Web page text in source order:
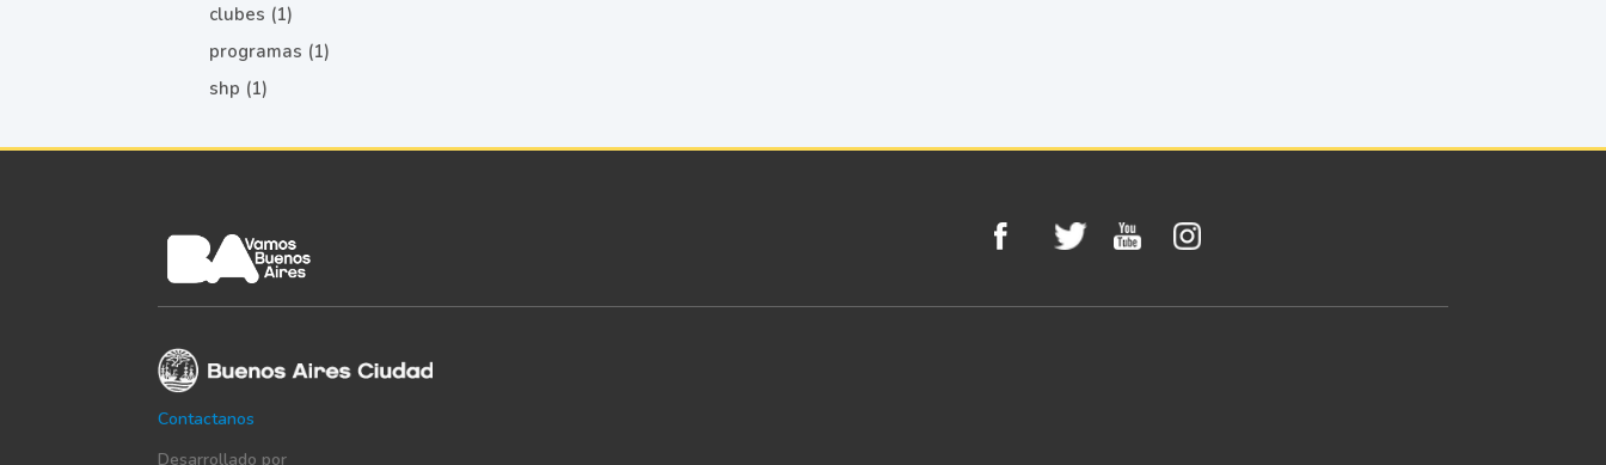
clubes (1)
programas (1)
shp (1)
Contactanos
Desarrollado por